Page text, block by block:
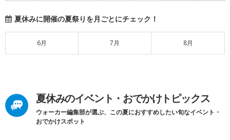
夏休みに開催の夏祭りを月ごとにチェック！
6月 7月 8月
夏休みのイベント・おでかけトピックス
ウォーカー編集部が選ぶ、この夏におすすめしたい旬なイベント・
おでかけスポット